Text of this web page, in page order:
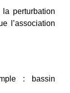
la perturbation
l’association
: bassin